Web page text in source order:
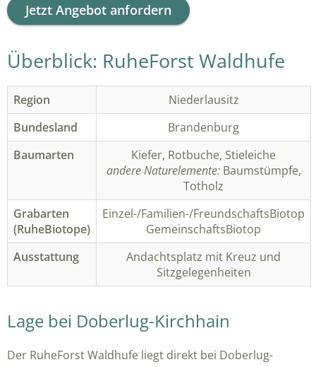
Jetzt Angebot anfordern
Überblick: RuheForst Waldhufe
Region
Niederlausitz
Bundesland
Brandenburg
Baumarten
Kiefer, Rotbuche, Stieleiche
andere Naturelemente: Baumstümpfe,
Totholz
Grabarten
(RuheBiotope)
Einzel-/Familien-/FreundschaftsBiotop
GemeinschaftsBiotop
Ausstattung
Andachtsplatz mit Kreuz und
Sitzgelegenheiten
Lage bei Doberlug-Kirchhain
Der RuheForst Waldhufe liegt direkt bei Doberlug-